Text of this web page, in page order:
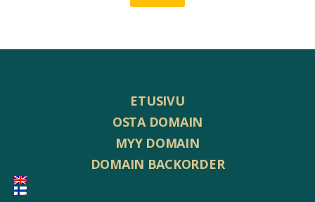
ETUSIVU
OSTA DOMAIN
MYY DOMAIN
DOMAIN BACKORDER